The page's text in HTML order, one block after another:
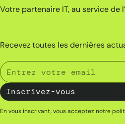
Votre partenaire IT, au service de
Recevez toutes les dernières
En vous inscrivant, vous acceptez notre